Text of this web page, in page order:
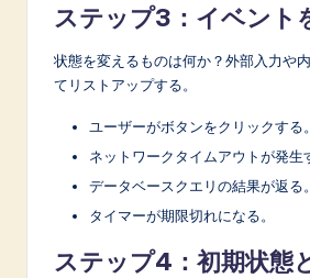
ステップ3：イベント
状態を変えるものは何か？外部入力や
てリストアップする。
ユーザーがボタンをクリックする。
ネットワークタイムアウトが発生
データベースクエリの結果が返る。
タイマーが期限切れになる。
ステップ4：初期状態